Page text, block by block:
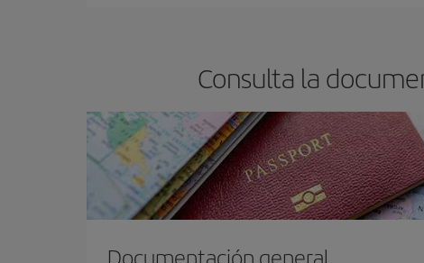
Consulta la
Documentación general